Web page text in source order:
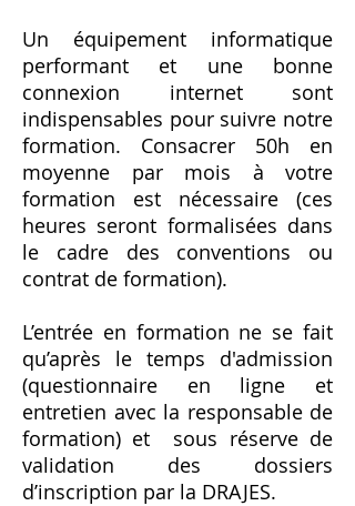
Un équipement informatique
performant et une bonne
connexion internet sont
indispensables pour suivre notre
formation. Consacrer 50h en
moyenne par mois à votre
formation est nécessaire (ces
heures seront formalisées dans
le cadre des conventions ou
contrat de formation).
L’entrée en formation ne se fait
qu’après le temps d'admission
(questionnaire en ligne et
entretien avec la responsable de
formation) et sous réserve de
validation des dossiers
d’inscription par la DRAJES.